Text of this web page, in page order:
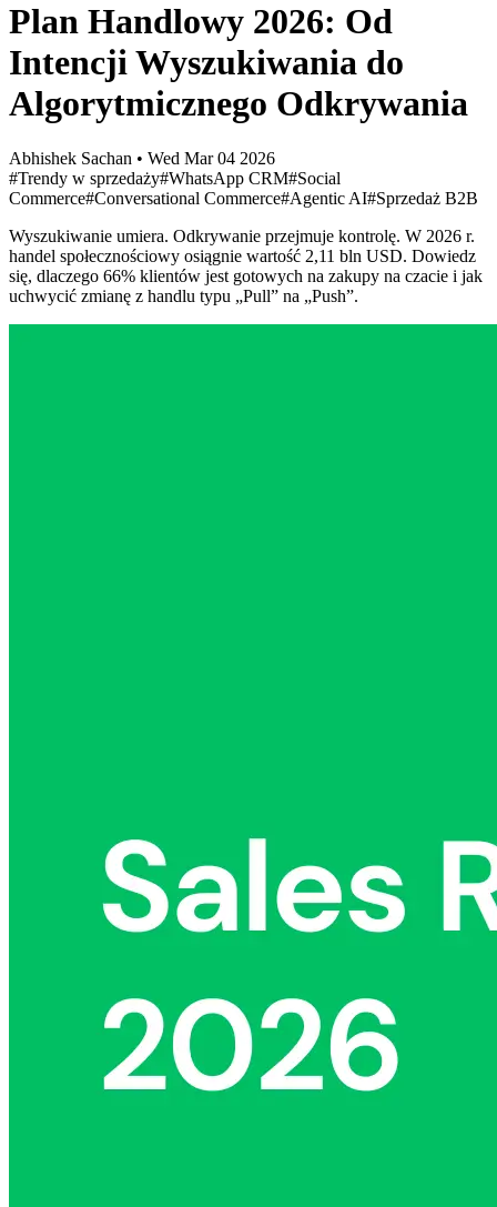
Plan Handlowy 2026: Od
Intencji Wyszukiwania do
Algorytmicznego Odkrywania
Abhishek Sachan • Wed Mar 04 2026
#Trendy w sprzedaży#WhatsApp CRM#Social
Commerce#Conversational Commerce#Agentic AI#Sprzedaż B2B
Wyszukiwanie umiera. Odkrywanie przejmuje kontrolę. W 2026 r.
handel społecznościowy osiągnie wartość 2,11 bln USD. Dowiedz
się, dlaczego 66% klientów jest gotowych na zakupy na czacie i jak
uchwycić zmianę z handlu typu „Pull” na „Push”.